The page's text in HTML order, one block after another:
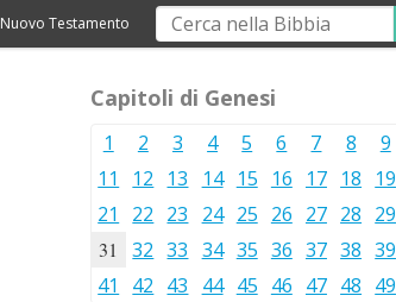
Nuovo Testamento
Capitoli di Genesi
1 2 3 4 5 6 7 8 9
11
12 13 14 15 16 17 18 19
21
22 23 24 25 26 27 28 29
31 32 33 34 35 36 37 38 39
41
42 43 44 45 46 47 48 49